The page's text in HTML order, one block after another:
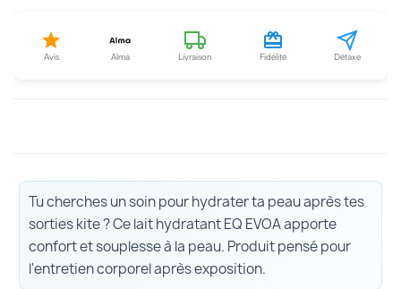
Avis Alma Livraison Fidélité Détaxe
Tu cherches un soin pour hydrater ta peau après tes
sorties kite ? Ce lait hydratant EQ EVOA apporte
confort et souplesse à la peau. Produit pensé pour
l'entretien corporel après exposition.